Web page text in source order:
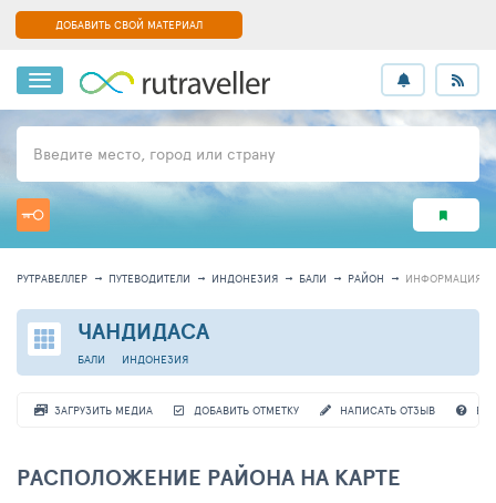
ДОБАВИТЬ СВОЙ МАТЕРИАЛ
Введите место, город или страну
РУТРАВЕЛЛЕР ПУТЕВОДИТЕЛИ ИНДОНЕЗИЯ БАЛИ РАЙОН ИНФОРМАЦИЯ
ЧАНДИДАСА
ИНДОНЕЗИЯ
БАЛИ
ЗАГРУЗИТЬ МЕДИА ДОБАВИТЬ ОТМЕТКУ НАПИСАТЬ ОТЗЫВ
РАСПОЛОЖЕНИЕ РАЙОНА НА КАРТЕ